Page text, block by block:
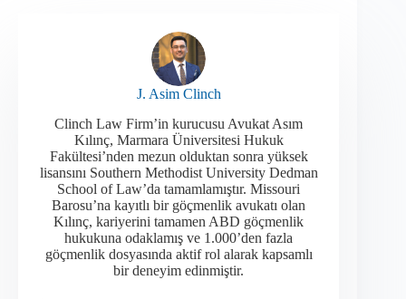
J. Asim Clinch
Clinch Law Firm’in kurucusu Avukat Asım
Kılınç, Marmara Üniversitesi Hukuk
Fakültesi’nden mezun olduktan sonra yüksek
lisansını Southern Methodist University Dedman
School of Law’da tamamlamıştır. Missouri
Barosu’na kayıtlı bir göçmenlik avukatı olan
Kılınç, kariyerini tamamen ABD göçmenlik
hukukuna odaklamış ve 1.000’den fazla
göçmenlik dosyasında aktif rol alarak kapsamlı
bir deneyim edinmiştir.​